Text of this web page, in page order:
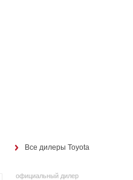
Все дилеры Toyota
официальный дилер